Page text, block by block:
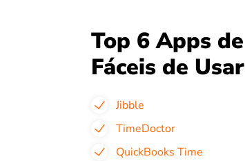
Top 6 Apps
Fáceis de Usar
Jibble
TimeDoctor
QuickBooks Time